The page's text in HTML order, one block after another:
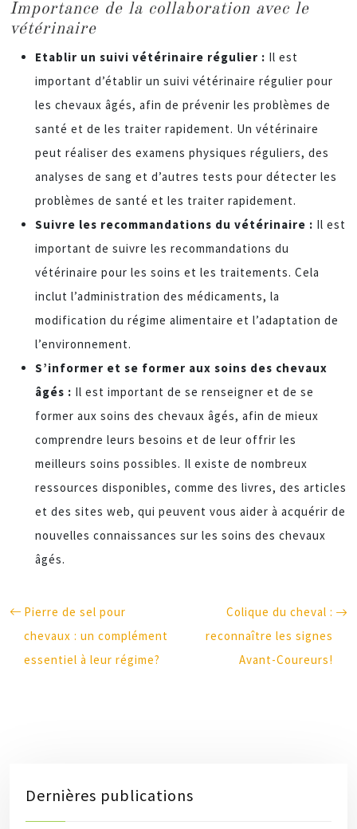
Importance de la collaboration avec le
vétérinaire
Etablir un suivi vétérinaire régulier : Il est
important d’établir un suivi vétérinaire régulier pour
les chevaux âgés, afin de prévenir les problèmes de
santé et de les traiter rapidement. Un vétérinaire
peut réaliser des examens physiques réguliers, des
analyses de sang et d’autres tests pour détecter les
problèmes de santé et les traiter rapidement.
Suivre les recommandations du vétérinaire : Il est
important de suivre les recommandations du
vétérinaire pour les soins et les traitements. Cela
inclut l’administration des médicaments, la
modification du régime alimentaire et l’adaptation de
l’environnement.
S’informer et se former aux soins des chevaux
âgés : Il est important de se renseigner et de se
former aux soins des chevaux âgés, afin de mieux
comprendre leurs besoins et de leur offrir les
meilleurs soins possibles. Il existe de nombreux
ressources disponibles, comme des livres, des articles
et des sites web, qui peuvent vous aider à acquérir de
nouvelles connaissances sur les soins des chevaux
âgés.
Pierre de sel pour
chevaux : un complément
essentiel à leur régime?
Colique du cheval :
reconnaître les signes
Avant-Coureurs!
Dernières publications